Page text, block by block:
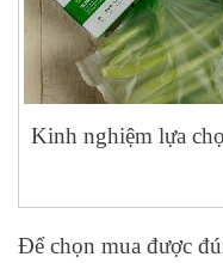
Kinh nghiệm lựa
Để chọn mua được